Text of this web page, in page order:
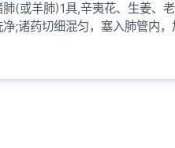
(或羊肺)1具,辛夷花、生姜、老
;诸药切细混匀，塞入肺管内，